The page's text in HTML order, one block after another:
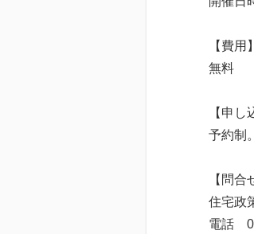
【費用】
無料
【申し
予約制
【問合
住宅政
電話